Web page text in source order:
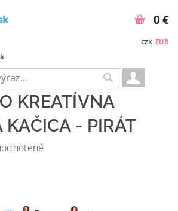
CZK EUR
0 €
KREATÍVNA
KAČICA - PIRÁT